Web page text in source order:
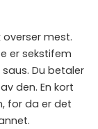
mest.
er sekstifem
Du betaler
den. En kort
for da er det